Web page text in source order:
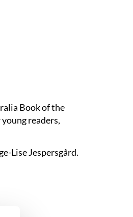
Book of the
readers,
Lise Jespersgård.